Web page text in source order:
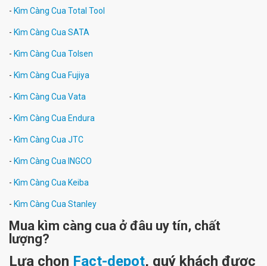
- Kìm Càng Cua Total Tool
- Kìm Càng Cua SATA
- Kìm Càng Cua Tolsen
- Kìm Càng Cua Fujiya
- Kìm Càng Cua Vata
- Kìm Càng Cua Endura
- Kìm Càng Cua JTC
- Kìm Càng Cua INGCO
- Kìm Càng Cua Keiba
- Kìm Càng Cua Stanley
Mua kìm càng cua ở đâu uy tín, chất
lượng?
Lựa chọn Fact-depot, quý khách được